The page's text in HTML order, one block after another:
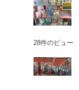
28件のビュー